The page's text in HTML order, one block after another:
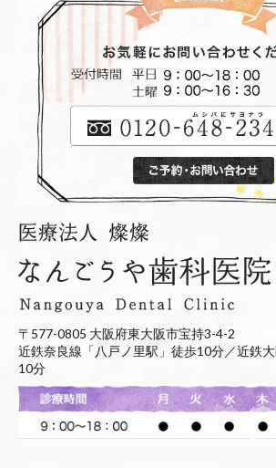
〒577-0805 大阪府東大阪市宝持3-4-2
近鉄奈良線「八戸ノ里駅」徒歩10分／近鉄
10分